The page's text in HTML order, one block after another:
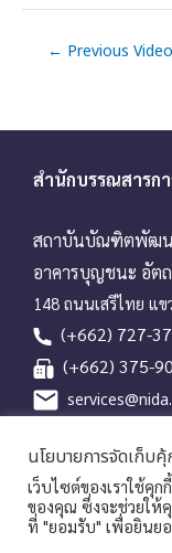
← Previous Video
สำนักบรรณสารก
สถาบันบัณฑิตพัฒน
อาคารบุญชนะ อัตถ
148 ถนนเสรีไทย แ
(+662) 727-
(+662) 375-
Line OA
นโยบายการจัดเก็บ
เว็บไซต์ของเราใช้คุ
ของคุณ ซึ่งจะช่วยให้
ที่ "ยอมรับ" เพื่อยินยอ